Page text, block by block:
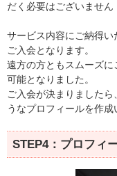
だく必要はございません
サービス内容にご納得い
ご入会となります。
遠方の方ともスムーズ
可能となりました。
ご入会が決まりました
うなプロフィールを作成
STEP4：プロフィ